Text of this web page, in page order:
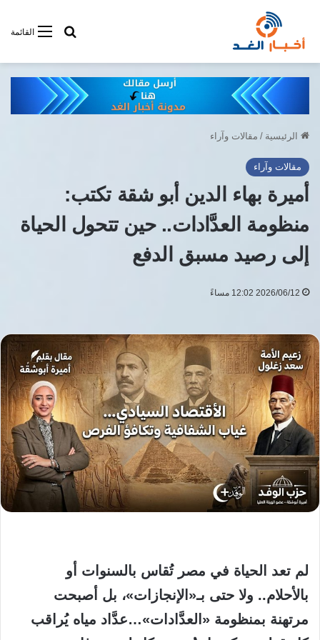
القائمةأبحت فى
الرئيسية / مقالات وآراء
مقالات وآراء
أميرة بهاء الدين أبو شقة تكتب:
منظومة العدَّادات.. حين تتحول الحياة
إلى رصيد مسبق الدفع
2026/06/12 12:02 مساءً
لم تعد الحياة في مصر تُقاس بالسنوات أو
بالأحلام.. ولا حتى بـ«الإنجازات»، بل أصبحت
مرتهنة بمنظومة «العدَّادات»…عدَّاد مياه يُراقب